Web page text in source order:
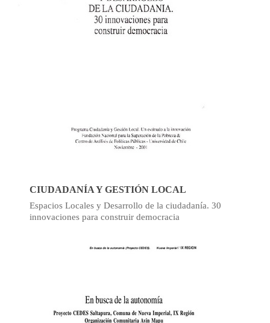
CIUDADANÍA Y GESTIÓN LOCAL
Espacios Locales y Desarrollo de la ciudadanía. 30
innovaciones para construir democracia